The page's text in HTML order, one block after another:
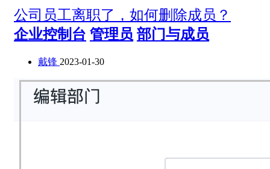
公司员工离职了，如何删除成员？
企业控制台 管理员 部门与成员
戴锋 2023-01-30